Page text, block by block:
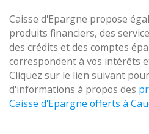
Caisse d'Epargne propose
produits financiers, des
des crédits et des comptes
correspondent à vos intérêts
Cliquez sur le lien suivant
d'informations à propos des
Caisse d'Epargne offerts à